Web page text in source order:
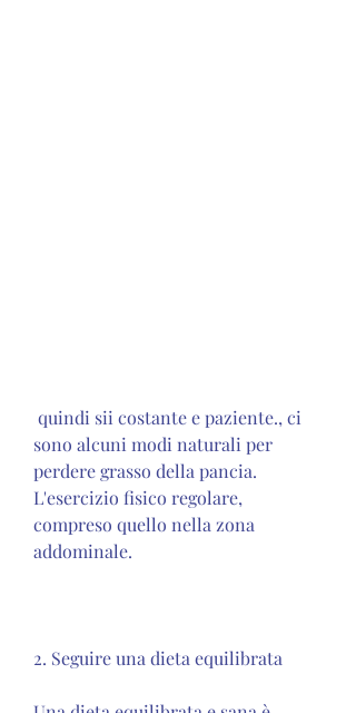
sono alcuni modi naturali per
perdere grasso della pancia.
L'esercizio fisico regolare,
compreso quello nella zona
addominale.
2. Seguire una dieta equilibrata